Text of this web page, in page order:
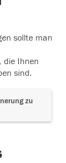
sollte man
die Ihnen
sind.
zu